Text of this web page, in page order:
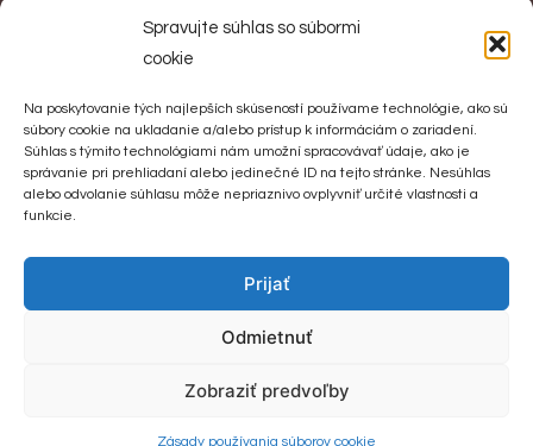
Spravujte súhlas so súbormi
cookie
Na poskytovanie tých najlepších skúseností používame technológie, ako sú
súbory cookie na ukladanie a/alebo prístup k informáciám o zariadení.
Súhlas s týmito technológiami nám umožní spracovávať údaje, ako je
správanie pri prehliadaní alebo jedinečné ID na tejto stránke. Nesúhlas
alebo odvolanie súhlasu môže nepriaznivo ovplyvniť určité vlastnosti a
funkcie.
Prijať
Odmietnuť
Zobraziť predvoľby
Zásady používania súborov cookie
Jankov Vŕšok 1
956 41 Uhrovec
Tel: +421 905 203 900